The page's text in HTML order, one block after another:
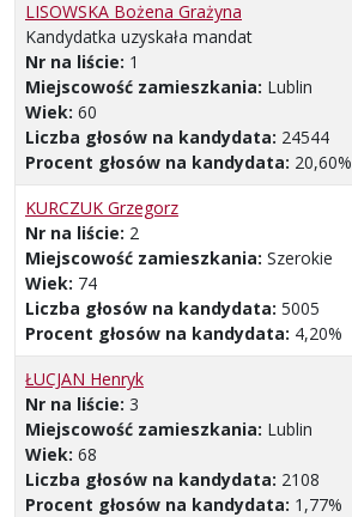
LISOWSKA Bożena Grażyna
Kandydatka uzyskała mandat
Nr na liście: 1
Miejscowość zamieszkania: Lublin
Wiek: 60
Liczba głosów na kandydata: 24544
Procent głosów na kandydata: 20,60%
KURCZUK Grzegorz
Nr na liście: 2
Miejscowość zamieszkania: Szerokie
Wiek: 74
Liczba głosów na kandydata: 5005
Procent głosów na kandydata: 4,20%
ŁUCJAN Henryk
Nr na liście: 3
Miejscowość zamieszkania: Lublin
Wiek: 68
Liczba głosów na kandydata: 2108
Procent głosów na kandydata: 1,77%